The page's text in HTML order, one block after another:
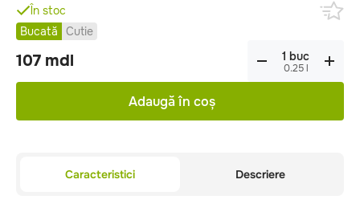
În stoc
Bucată
Cutie
107 mdl 0.25l
Adaugă în coș
Caracteristici Descriere